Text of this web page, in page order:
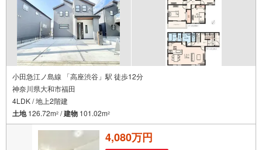
小田急江ノ島線 「高座渋谷」駅 徒歩12分
神奈川県大和市福田
4LDK / 地上2階建
土地126.72m2 /建物 101.02m2
4,080万円